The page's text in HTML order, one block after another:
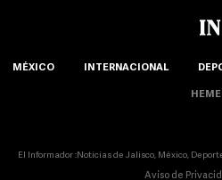
MÉXICO INTERNACIONAL
El Informador ::Noticias de Jalisco, México,
Aviso de